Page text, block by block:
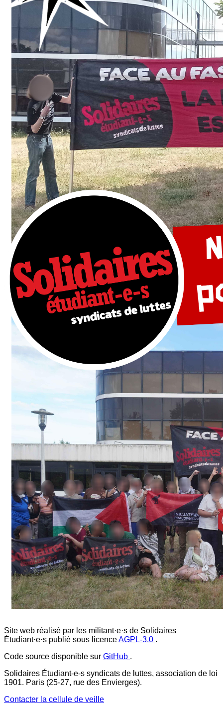
Site web réalisé par les militant·e·s de Solidaires
Étudiant·e·s publié sous licenceAGPL-3.0 .
Code source disponible sur GitHub .
Solidaires Étudiant-e-s syndicats de luttes, association de loi
1901. Paris (25-27, rue des Envierges).
Contacter la cellule de veille